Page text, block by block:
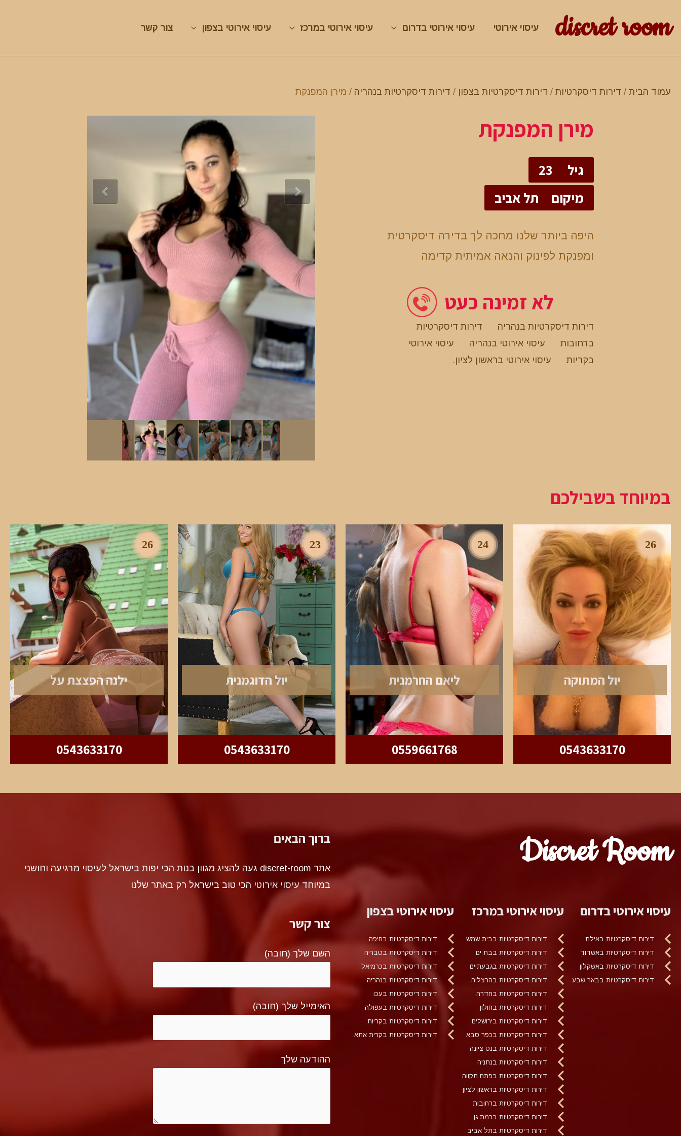
discret room עיסוי אירוטי עיסוי אירוטי בדרום עיסוי אירוטי במרכז עיסוי אירוטי בצפון צור קשר
עמוד הבית / דירות דיסקרטיות / דירות דיסקרטיות בצפון / דירות דיסקרטיות בנהריה / מירן המפנקת
מירן המפנקת
גיל
23
מיקום
תל אביב
היפה ביותר שלנו מחכה לך בדירה דיסקרטית
ומפנקת לפינוק והנאה אמיתית קדימה
לא זמינה כעט
דירות דיסקרטיות בנהריה
דירות דיסקרטיות
ברחובות
עיסוי אירוטי בנהריה
עיסוי אירוטי
בקריות
עיסוי אירוטי בראשון לציון.
במיוחד בשבילכם
26
יול המתוקה
0543633170
24
ליאם החרמנית
0559661768
23
יול הדוגמנית
0543633170
26
ילנה הפצצת על
0543633170
Discret Room
עיסוי אירוטי בדרום
דירות דיסקרטיות באילת
דירות דיסקרטיות באשדוד
דירות דיסקרטיות באשקלון
דירות דיסקרטיות בבאר שבע
עיסוי אירוטי במרכז
דירות דיסקרטיות בבית שמש
דירות דיסקרטיות בבת ים
דירות דיסקרטיות בגבעתיים
דירות דיסקרטיות בהרצליה
דירות דיסקרטיות בחדרה
דירות דיסקרטיות בחולון
דירות דיסקרטיות בירושלים
דירות דיסקרטיות בכפר סבא
דירות דיסקרטיות בנס ציונה
דירות דיסקרטיות בנתניה
דירות דיסקרטיות בפתח תקווה
דירות דיסקרטיות בראשון לציון
דירות דיסקרטיות ברחובות
דירות דיסקרטיות ברמת גן
דירות דיסקרטיות בתל אביב
עיסוי אירוטי בצפון
דירות דיסקרטיות בחיפה
דירות דיסקרטיות בטבריה
דירות דיסקרטיות בכרמיאל
דירות דיסקרטיות בנהריה
דירות דיסקרטיות בעכו
דירות דיסקרטיות בעפולה
דירות דיסקרטיות בקריות
דירות דיסקרטיות בקרית אתא
ברוך הבאים
אתר discret-room געה להציג מגוון בנות הכי יפות בישראל לעיסוי מרגיעה וחושני
במיוחדעיסוי אירוטי הכי טוב בישראל רק באתר שלנו
צור קשר
השם שלך (חובה)
האימייל שלך (חובה)
ההודעה שלך